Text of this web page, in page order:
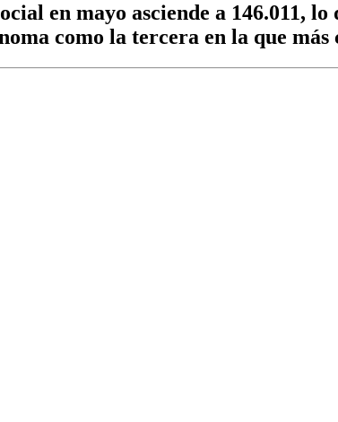
en mayo asciende a 146.011, lo
como la tercera en la que más